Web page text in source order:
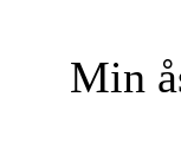
Min